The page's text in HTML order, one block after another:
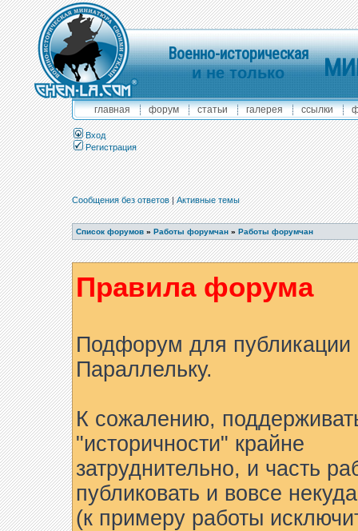
Военно-историческая
и не только
главная форум статьи галерея ссылки
Вход
Регистрация
Сообщения без ответов|Активные темы
Список форумов » Работы форумчан » Работы форумчан
Правила форума
Подфорум для
Параллельку.
К сожалению,
"историчности" крайне
затруднительно, и часть
публиковать и вовсе
(к примеру работы